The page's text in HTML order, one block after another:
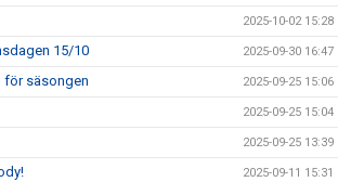
2025-10-02 15:28
15/10 2025-09-30 16:47
för säsongen 2025-09-25 15:06
2025-09-25 15:04
2025-09-25 13:39
2025-09-11 15:31